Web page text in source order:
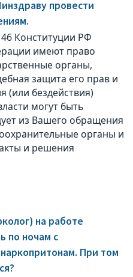
провести
46 Конституции РФ
имеют право
органы,
защита его прав и
(или бездействия)
могут быть
из Вашего обращения
органы и
и решения
на работе
по ночам с
При том